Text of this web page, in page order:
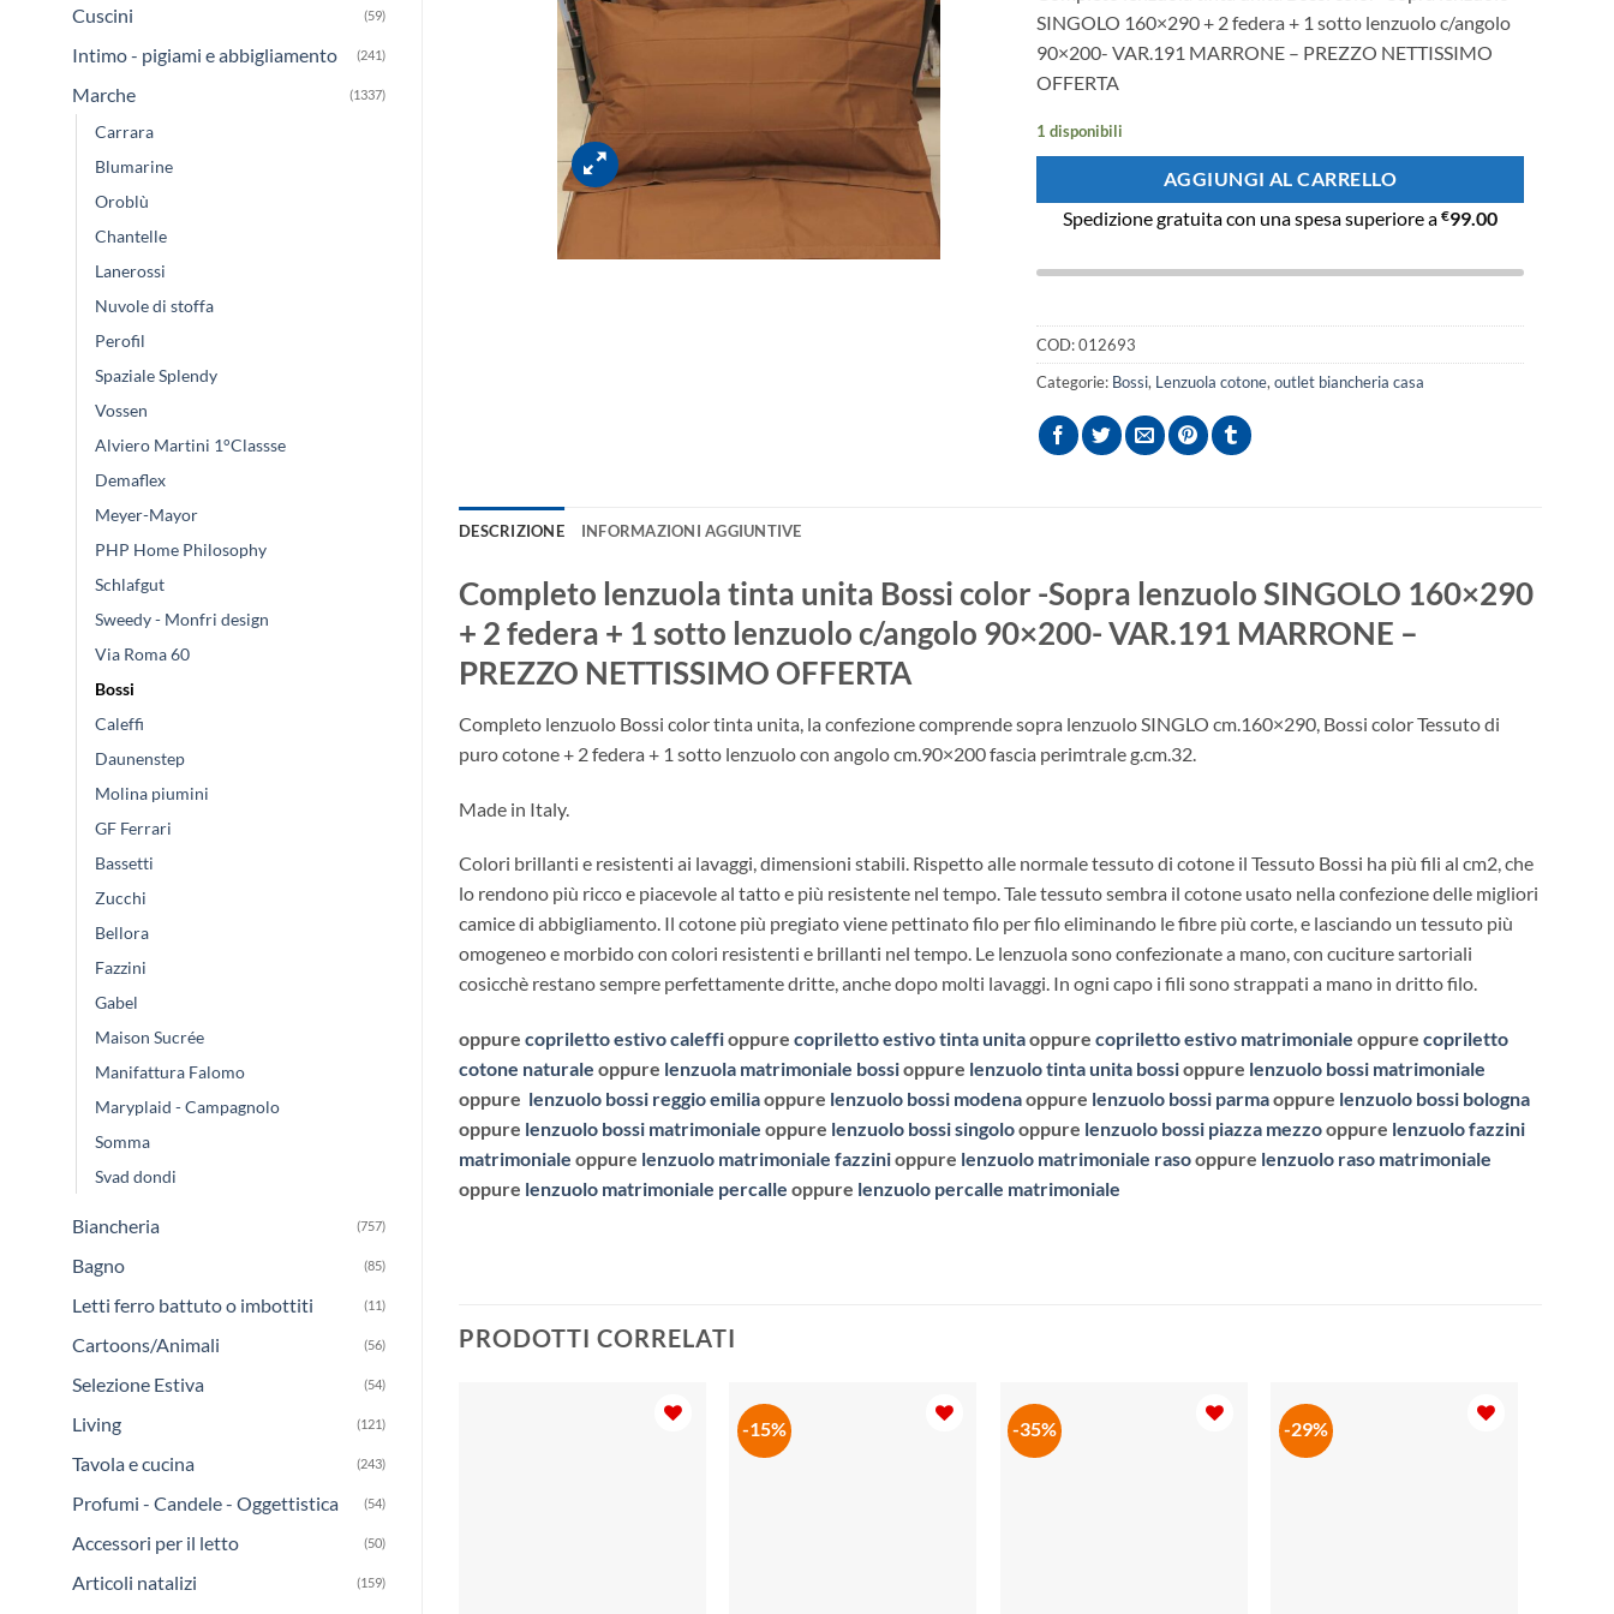
Cuscini (59)
Intimo - pigiami e abbigliamento (241)
Marche (1337)
Carrara
Blumarine
Oroblù
Chantelle
Lanerossi
Nuvole di stoffa
Perofil
Spaziale Splendy
Vossen
Alviero Martini 1°Classse
Demaflex
Meyer-Mayor
PHP Home Philosophy
Schlafgut
Sweedy - Monfri design
Via Roma 60
Bossi
Caleffi
Daunenstep
Molina piumini
GF Ferrari
Bassetti
Zucchi
Bellora
Fazzini
Gabel
Maison Sucrée
Manifattura Falomo
Maryplaid - Campagnolo
Somma
Svad dondi
Biancheria (757)
Bagno (85)
Letti ferro battuto o imbottiti (11)
Cartoons/Animali (56)
Selezione Estiva (54)
Living (121)
Tavola e cucina (243)
Profumi - Candele - Oggettistica (54)
Accessori per il letto (50)
Articoli natalizi (159)
era:
€112.50.
è:
€65.00.
SINGOLO 160×290 + 2 federa + 1 sotto lenzuolo c/angolo
90×200- VAR.191 MARRONE – PREZZO NETTISSIMO
OFFERTA
1 disponibili
AGGIUNGI AL CARRELLO
Spedizione gratuita con una spesa superiore a €99.00
COD:012693
Categorie: Bossi, Lenzuola cotone, outlet biancheria casa
DESCRIZIONE INFORMAZIONI AGGIUNTIVE
Completo lenzuola tinta unita Bossi color -Sopra lenzuolo SINGOLO 160×290
+ 2 federa + 1 sotto lenzuolo c/angolo 90×200- VAR.191 MARRONE –
PREZZO NETTISSIMO OFFERTA
Completo lenzuolo Bossi color tinta unita, la confezione comprende sopra lenzuolo SINGLO cm.160×290, Bossi color Tessuto di
puro cotone + 2 federa + 1 sotto lenzuolo con angolo cm.90×200 fascia perimtrale g.cm.32.
Made in Italy.
Colori brillanti e resistenti ai lavaggi, dimensioni stabili. Rispetto alle normale tessuto di cotone il Tessuto Bossi ha più fili al cm2, che
lo rendono più ricco e piacevole al tatto e più resistente nel tempo. Tale tessuto sembra il cotone usato nella confezione delle migliori
camice di abbigliamento. Il cotone più pregiato viene pettinato filo per filo eliminando le fibre più corte, e lasciando un tessuto più
omogeneo e morbido con colori resistenti e brillanti nel tempo. Le lenzuola sono confezionate a mano, con cuciture sartoriali
cosicchè restano sempre perfettamente dritte, anche dopo molti lavaggi. In ogni capo i fili sono strappati a mano in dritto filo.
oppure copriletto estivo caleffioppure copriletto estivo tinta unitaoppure copriletto estivo matrimoniale oppure copriletto
cotone naturale oppure lenzuola matrimoniale bossioppure lenzuolo tinta unita bossioppure lenzuolo bossi matrimoniale
oppure lenzuolo bossi reggio emiliaoppure lenzuolo bossi modenaoppure lenzuolo bossi parmaoppure lenzuolo bossi bologna
oppure lenzuolo bossi matrimoniale oppure lenzuolo bossi singolooppure lenzuolo bossi piazza mezzooppure lenzuolo fazzini
matrimoniale oppure lenzuolo matrimoniale fazzinioppure lenzuolo matrimoniale rasooppure lenzuolo raso matrimoniale
oppure lenzuolo matrimoniale percalle oppure lenzuolo percalle matrimoniale
PRODOTTI CORRELATI
-15% -35% -29%